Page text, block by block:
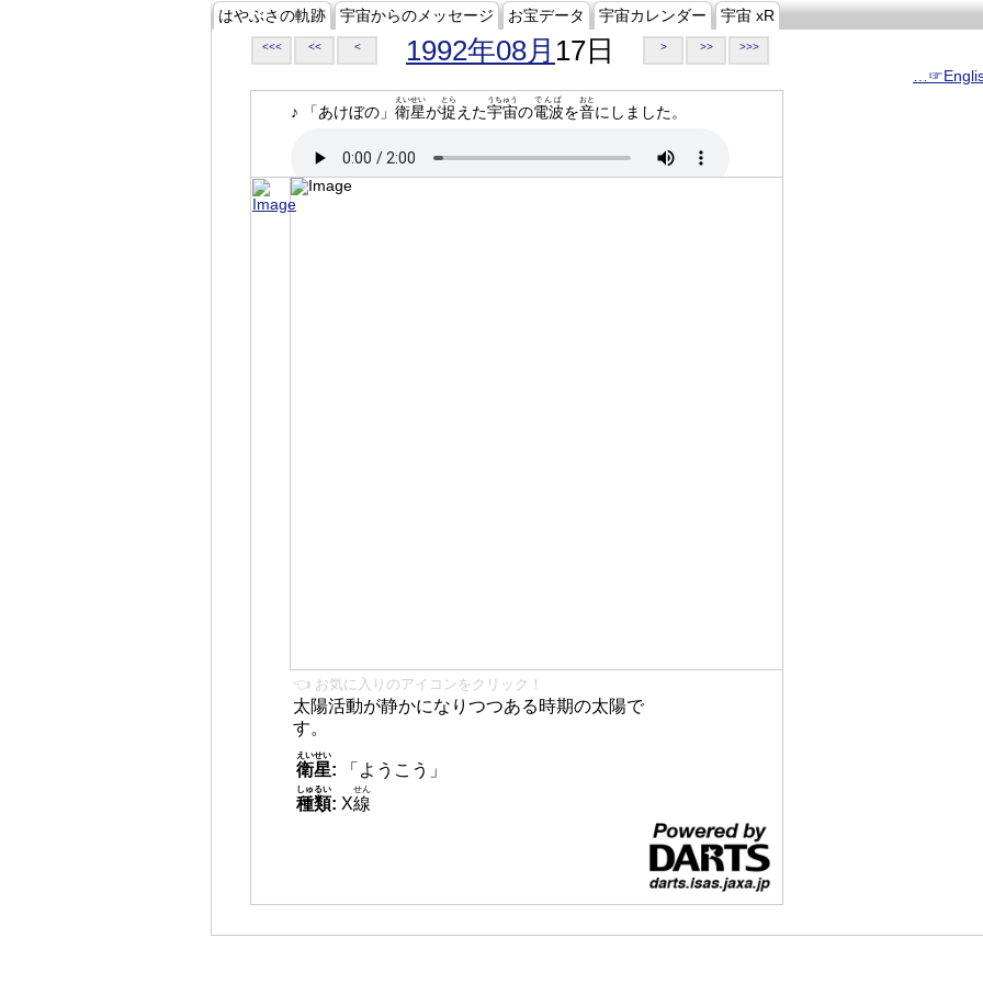
はやぶさの軌跡 宇宙からのメッセージ お宝データ 宇宙カレンダー 宇宙 xR
<<< << < 1992年08月 17日 > >> >>>
♪ 「あけぼの」 衛星
えいせい
が捉
とら
えた宇宙
うちゅう
の電波
でんぱ
を音
おと
にしました。
👈 お気に入りのアイコンをクリック！
太陽活動が静かになりつつある時期の太陽で
す。
衛星
えいせい
:
「ようこう」
種類
しゅるい
: X線
せん